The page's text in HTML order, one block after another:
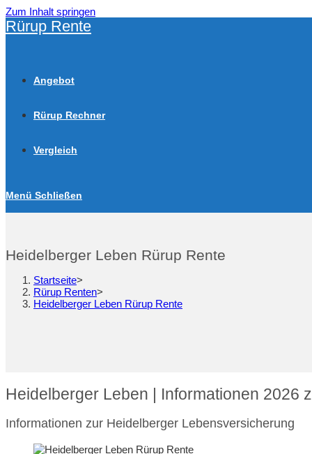
Zum Inhalt springen
Rürup Rente
Angebot
Rürup Rechner
Vergleich
Menü Schließen
Heidelberger Leben Rürup Rente
Startseite>
Rürup Renten>
Heidelberger Leben Rürup Rente
Heidelberger Leben | Informationen 2026
Informationen zur Heidelberger Lebensversicherung